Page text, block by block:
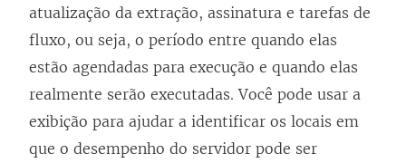
atualização da extração, assinatura e tarefas de
fluxo, ou seja, o período entre quando elas
estão agendadas para execução e quando elas
realmente serão executadas. Você pode usar a
exibição para ajudar a identificar os locais em
que o desempenho do servidor pode ser